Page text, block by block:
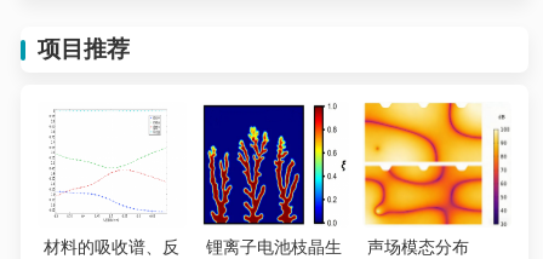
项目推荐
材料的吸收谱、反
锂离子电池枝晶生
声场模态分布